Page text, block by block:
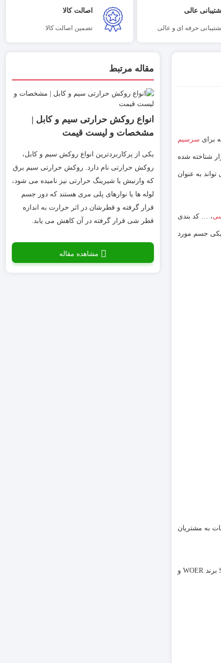
عالی
حرفه ای و عالی
اصالت کالا
تضمین اصالت کالا
سرسیم
شناخته شده
به عنوان
، … کد بندی
جسم مورد
به مشتریان
سایز 6 میلیمتر مدل SGP006GY برند WOER و
مقاله مرتبط
انواع روکش حرارتی سیم و کابل |
مشخصات و لیست قیمت
یکی از پرکاربردترین انواع روکش‌ سیم و کابل،
روکش حرارتی نام دارد. روکش حرارتی سیم برق
که وارنیش یا شیرینگ حرارتی نیز نامیده می شود،
لوله ها یا نوارهای پلی مری هستند که دور جسم
قرار گرفته و قطرشان در اثر حرارت به اندازه
قطر شی قرار گرفته در آن کاهش می یابد.
مشاهده مقاله